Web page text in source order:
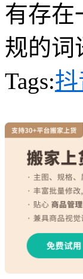
有存在
规的词
Tags: